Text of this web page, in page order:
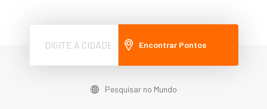
Encontrar Pontos
Pesquisar no Mundo